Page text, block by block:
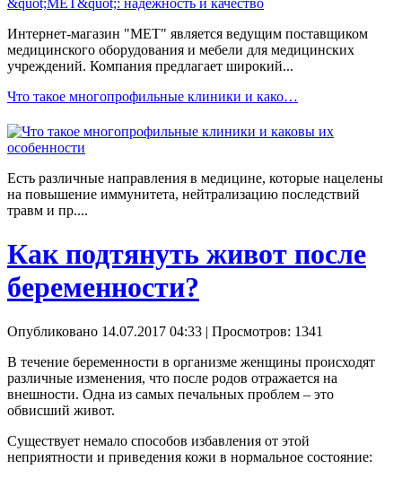
Интернет-магазин "МЕТ" является ведущим поставщиком
медицинского оборудования и мебели для медицинских
учреждений. Компания предлагает широкий...
Что такое многопрофильные клиники и како…
Есть различные направления в медицине, которые нацелены
на повышение иммунитета, нейтрализацию последствий
травм и пр....
Как подтянуть живот после
беременности?
Опубликовано 14.07.2017 04:33 | Просмотров: 1341
В течение беременности в организме женщины происходят
различные изменения, что после родов отражается на
внешности. Одна из самых печальных проблем – это
обвисший живот.
Существует немало способов избавления от этой
неприятности и приведения кожи в нормальное состояние: